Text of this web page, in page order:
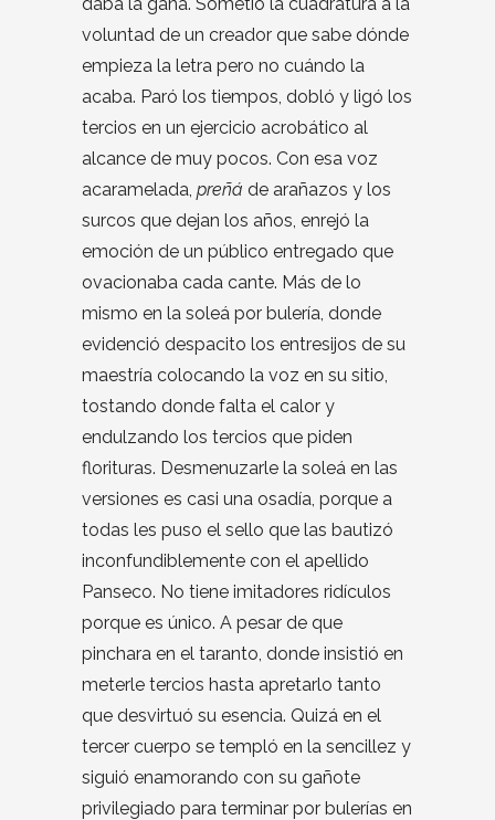
voluntad de un creador que sabe dónde
empieza la letra pero no cuándo la
acaba. Paró los tiempos, dobló y ligó los
tercios en un ejercicio acrobático al
alcance de muy pocos. Con esa voz
acaramelada, preñá de arañazos y los
surcos que dejan los años, enrejó la
emoción de un público entregado que
ovacionaba cada cante. Más de lo
mismo en la soleá por bulería, donde
evidenció despacito los entresijos de su
maestría colocando la voz en su sitio,
tostando donde falta el calor y
endulzando los tercios que piden
florituras. Desmenuzarle la soleá en las
versiones es casi una osadía, porque a
todas les puso el sello que las bautizó
inconfundiblemente con el apellido
Panseco. No tiene imitadores ridículos
porque es único. A pesar de que
pinchara en el taranto, donde insistió en
meterle tercios hasta apretarlo tanto
que desvirtuó su esencia. Quizá en el
tercer cuerpo se templó en la sencillez y
siguió enamorando con su gañote
privilegiado para terminar por bulerías en